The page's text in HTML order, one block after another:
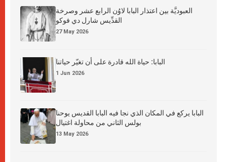
العبوديَّة بين اعتذار البابا لاوُن الرابع عشر وصرخة
القدِّيس شارل دي فوكو
27 May 2026
البابا: حياة الله قادرة على أن تغيّر حياتنا
1 Jun 2026
البابا يركع في المكان الذي نجا فيه البابا القديس يوحنا
بولس الثاني من محاولة اغتيال
13 May 2026